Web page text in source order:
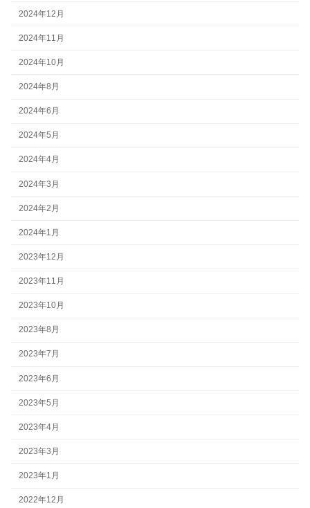
2024年12月
2024年11月
2024年10月
2024年8月
2024年6月
2024年5月
2024年4月
2024年3月
2024年2月
2024年1月
2023年12月
2023年11月
2023年10月
2023年8月
2023年7月
2023年6月
2023年5月
2023年4月
2023年3月
2023年1月
2022年12月